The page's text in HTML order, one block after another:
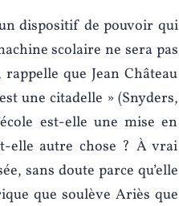
un dispositif de pouvoir qui
scolaire ne sera pas
que Jean Château
une citadelle » (Snyders,
est-elle une mise en
elle autre chose ? À vrai
sans doute parce qu’elle
que soulève Ariès que